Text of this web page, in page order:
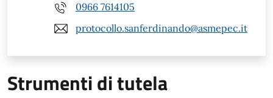
0966 7614105
protocollo.sanferdinando@asmepec.it
Strumenti di tutela